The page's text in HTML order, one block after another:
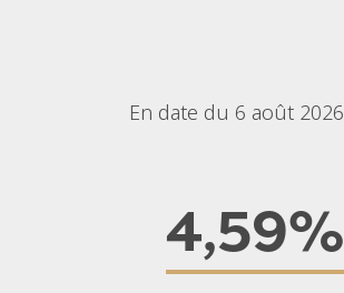
En date du 6 août 2026
4,59%